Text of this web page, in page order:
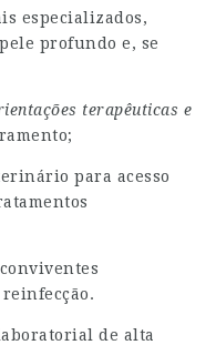
especializados,
profundo e, se
terapêuticas e
para acesso
de alta